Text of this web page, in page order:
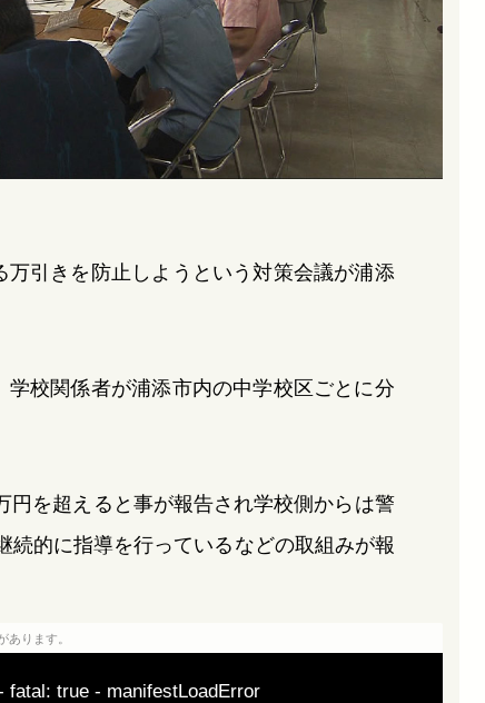
引きを防止しようという対策会議が浦添
校関係者が浦添市内の中学校区ごとに分
を超えると事が報告され学校側からは警
的に指導を行っているなどの取組みが報
ります。
fatal: true - manifestLoadError